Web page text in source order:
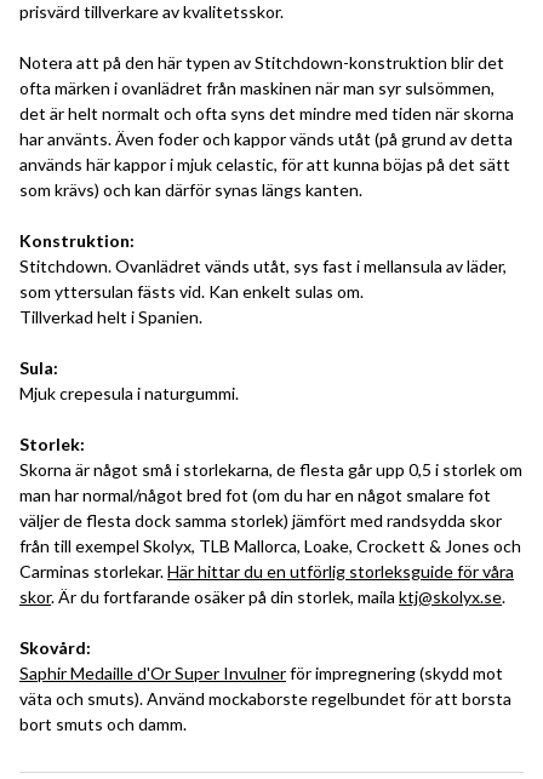
prisvärd tillverkare av kvalitetsskor.
Notera att på den här typen av Stitchdown-konstruktion blir det
ofta märken i ovanlädret från maskinen när man syr sulsömmen,
det är helt normalt och ofta syns det mindre med tiden när skorna
har använts. Även foder och kappor vänds utåt (på grund av detta
används här kappor i mjuk celastic, för att kunna böjas på det sätt
som krävs) och kan därför synas längs kanten.
Konstruktion:
Stitchdown. Ovanlädret vänds utåt, sys fast i mellansula av läder,
som yttersulan fästs vid. Kan enkelt sulas om.
Tillverkad helt i Spanien.
Sula:
Mjuk crepesula i naturgummi.
Storlek:
Skorna är något små i storlekarna, de flesta går upp 0,5 i storlek om
man har normal/något bred fot (om du har en något smalare fot
väljer de flesta dock samma storlek) jämfört med randsydda skor
från till exempel Skolyx, TLB Mallorca, Loake, Crockett & Jones och
Carminas storlekar.Här hittar du en utförlig storleksguide för våra
skor. Är du fortfarande osäker på din storlek, maila ktj@skolyx.se.
Skovård:
Saphir Medaille d'Or Super Invulnerför impregnering (skydd mot
väta och smuts). Använd mockaborste regelbundet för att borsta
bort smuts och damm.